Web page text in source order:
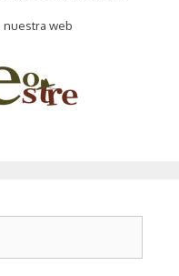
nuestra web